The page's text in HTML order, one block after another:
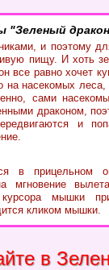
"Зеленый
и поэтому
пищу. И хоть
все равно хочет
на насекомых
сами
драконом,
и
в прицельном
мгновение
мышки
кликом мышки.
в